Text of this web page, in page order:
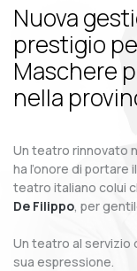
Nuova
prestigio
Maschere
nella
Un teatro rinnovato
ha l’onore di
teatro italiano colui
De Filippo, per
Un teatro al servizio
sua espressione.